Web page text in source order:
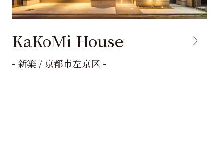
KaKoMi House
- 新築 / 京都市左京区 -